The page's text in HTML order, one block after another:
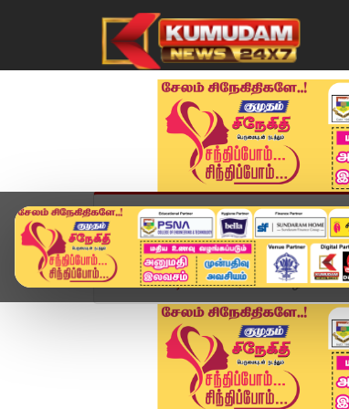
முகப்பு விளையாட்டு அண்மை
Home வீடியோ ஸ்டோரி